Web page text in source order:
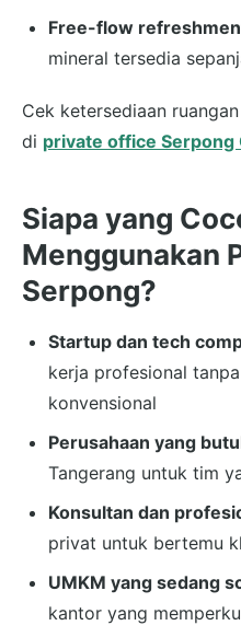
Free-flow
mineral tersedia
Cek ketersediaan
di private office Serpong
Siapa yang
Menggunakan
Serpong?
Startup dan tech
kerja profesional
konvensional
Perusahaan yang
Tangerang untuk tim
Konsultan dan
privat untuk bertemu
UMKM yang sedang
kantor yang